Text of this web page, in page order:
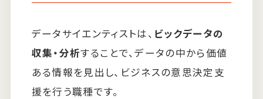
データサイエンティストは、 ビックデータの
収集・分析することで、データの中から価値
ある情報を見出し、ビジネスの意思決定支
援を行う職種です。